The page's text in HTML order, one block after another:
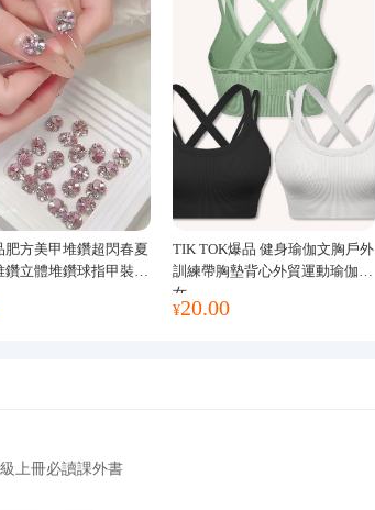
肥方美甲堆鑽超閃春夏
鑽立體堆鑽球指甲裝飾
TIK TOK爆品 健身瑜伽文胸戶外
訓練帶胸墊背心外貿運動瑜伽服
女
¥20.00
上冊必讀課外書